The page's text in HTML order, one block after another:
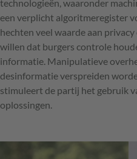
technologieën, waaronder
een verplicht algoritmeregister
hechten veel waarde aan
willen dat burgers controle
informatie. Manipulatieve
desinformatie verspreiden
stimuleert de partij het gebruik
oplossingen.